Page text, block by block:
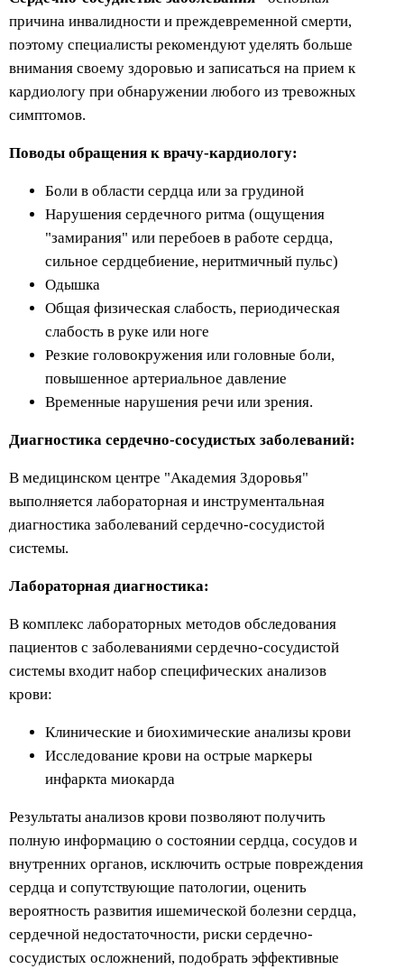
причина инвалидности и преждевременной смерти,
поэтому специалисты рекомендуют уделять больше
внимания своему здоровью и записаться на прием к
кардиологу при обнаружении любого из тревожных
симптомов.
Поводы обращения к врачу-кардиологу:
Боли в области сердца или за грудиной
Нарушения сердечного ритма (ощущения
"замирания" или перебоев в работе сердца,
сильное сердцебиение, неритмичный пульс)
Одышка
Общая физическая слабость, периодическая
слабость в руке или ноге
Резкие головокружения или головные боли,
повышенное артериальное давление
Временные нарушения речи или зрения.
Диагностика сердечно-сосудистых заболеваний:
В медицинском центре "Академия Здоровья"
выполняется лабораторная и инструментальная
диагностика заболеваний сердечно-сосудистой
системы.
Лабораторная диагностика:
В комплекс лабораторных методов обследования
пациентов с заболеваниями сердечно-сосудистой
системы входит набор специфических анализов
крови:
Клинические и биохимические анализы крови
Исследование крови на острые маркеры
инфаркта миокарда
Результаты анализов крови позволяют получить
полную информацию о состоянии сердца, сосудов и
внутренних органов, исключить острые повреждения
сердца и сопутствующие патологии, оценить
вероятность развития ишемической болезни сердца,
сердечной недостаточности, риски сердечно-
сосудистых осложнений, подобрать эффективные